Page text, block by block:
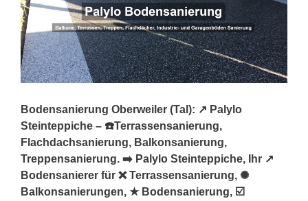
Bodensanierung Oberweiler (Tal): ↗️ Palylo
Steinteppiche – ☎️Terrassensanierung,
Flachdachsanierung, Balkonsanierung,
Treppensanierung. ➡️ Palylo Steinteppiche, Ihr ↗️
Bodensanierer für ❌ Terrassensanierung, ✺
Balkonsanierungen, ★ Bodensanierung, ☑️